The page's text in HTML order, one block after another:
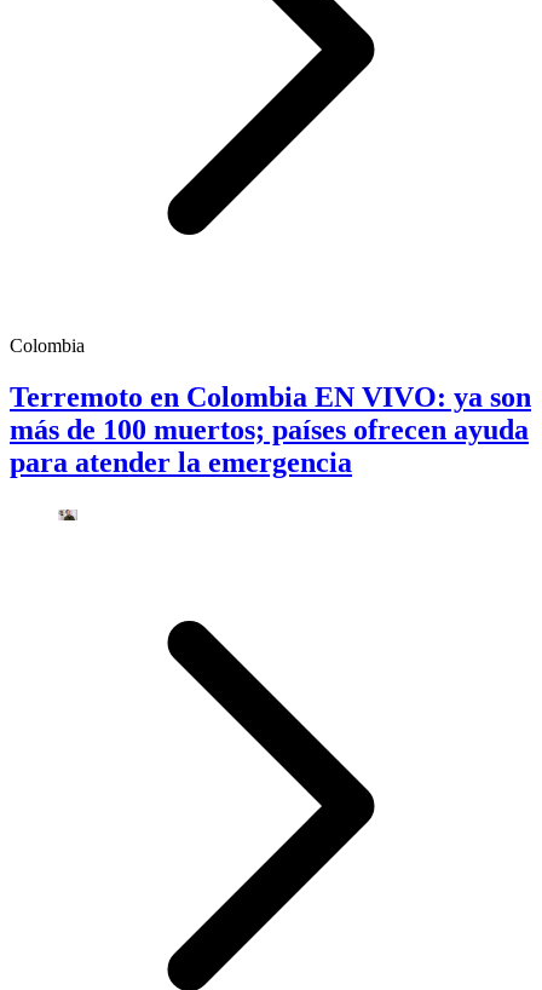
Colombia
Terremoto en Colombia EN VIVO: ya son
más de 100 muertos; países ofrecen ayuda
para atender la emergencia